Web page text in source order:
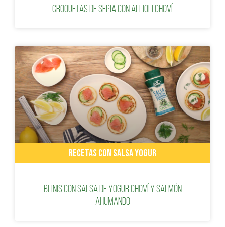
Croquetas de sepia con Allioli Choví
RECETAS CON SALSA YOGUR
Blinis con Salsa de Yogur Choví y Salmón
Ahumando